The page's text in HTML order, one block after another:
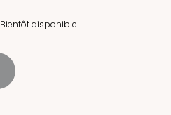
Bientôt disponible